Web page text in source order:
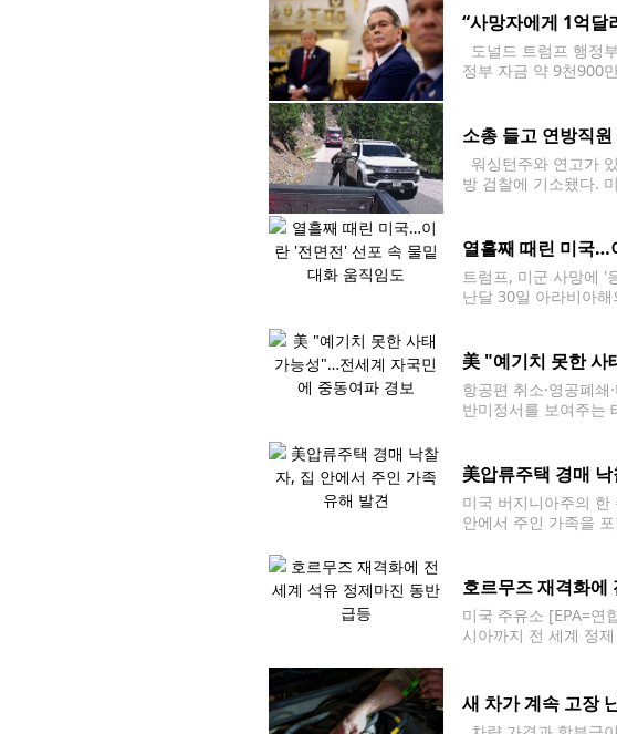
“사망자에게 1억
도널드 트럼프 행정
정부 자금 약 9천900
소총 들고 연방직
워싱턴주와 연고가
방 검찰에 기소됐다.
열흘째 때린 미국…
트럼프, 미군 사망에 '
난달 30일 아라비아
美 "예기치 못한 사
항공편 취소·영공폐
반미정서를 보여주는
美압류주택 경매
미국 버지니아주의
안에서 주인 가족을
호르무즈 재격화에
미국 주유소 [EPA=연
시아까지 전 세계 정
새 차가 계속 고장